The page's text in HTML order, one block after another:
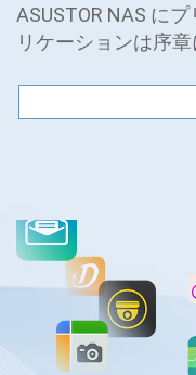
ASUSTOR NAS に
リケーションは序章